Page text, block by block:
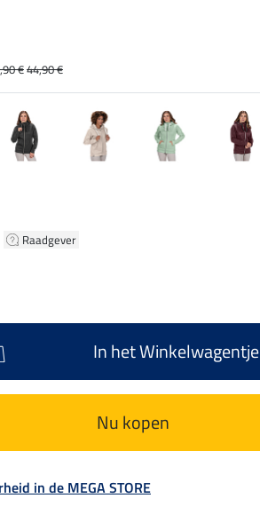
Raadgever
€44,90 €
In het Winkelwagentje
Nu kopen
in de MEGA STORE